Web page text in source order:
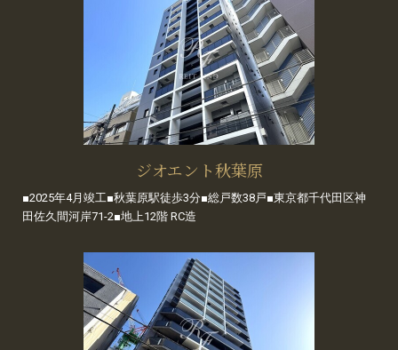
ジオエント秋葉原
■2025年4月竣工■秋葉原駅徒歩3分■総戸数38戸■東京都千代田区神
田佐久間河岸71-2■地上12階 RC造